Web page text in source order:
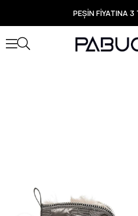
PEŞİN FİYATINA
TÜM ÜRÜNLERDE
Yeni Sezon
Seçili Ürünlerde